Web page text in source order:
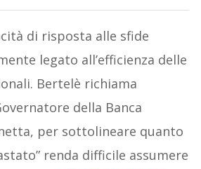
di risposta alle sfide
legato all’efficienza delle
Bertelè richiama
della Banca
per sottolineare quanto
renda difficile assumere